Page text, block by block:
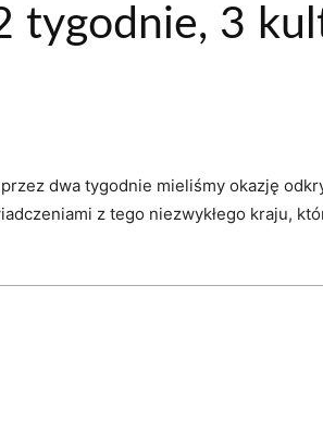
tygodnie, 3
dwa tygodnie mieliśmy okazję
z tego niezwykłego kraju,